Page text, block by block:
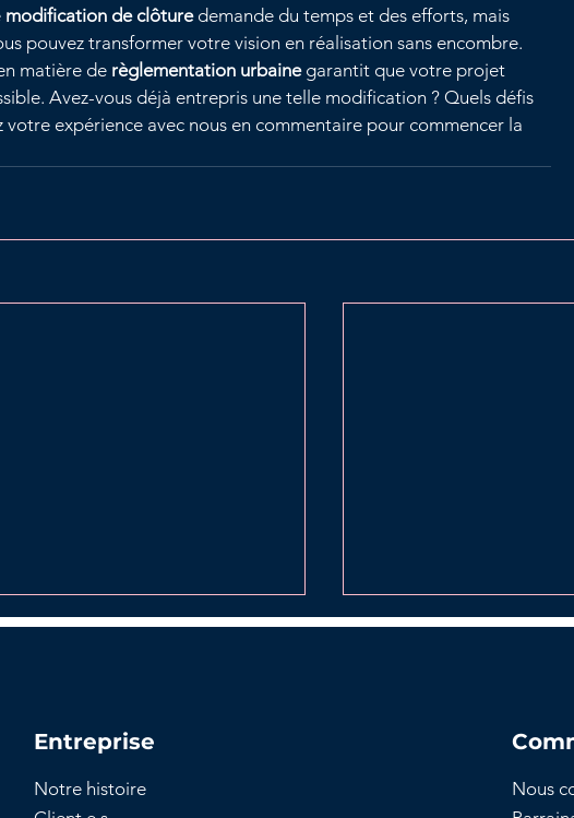
modification de clôture demande du temps et des efforts, mais
pouvez transformer votre vision en réalisation sans encombre.
matière de règlementation urbaine garantit que votre projet
Avez-vous déjà entrepris une telle modification ? Quels défis
votre expérience avec nous en commentaire pour commencer la
Tout savoir sur la Étapes clés pour le
Entreprise
Notre histoire
Nous